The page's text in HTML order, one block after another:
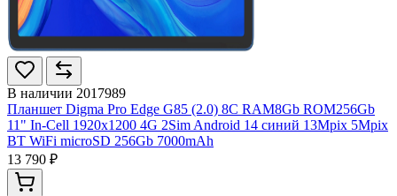
В наличии 2017989
Планшет Digma Pro Edge G85 (2.0) 8C RAM8Gb ROM256Gb
11" In-Cell 1920x1200 4G 2Sim Android 14 синий 13Mpix 5Mpix
BT WiFi microSD 256Gb 7000mAh
13 790 ₽